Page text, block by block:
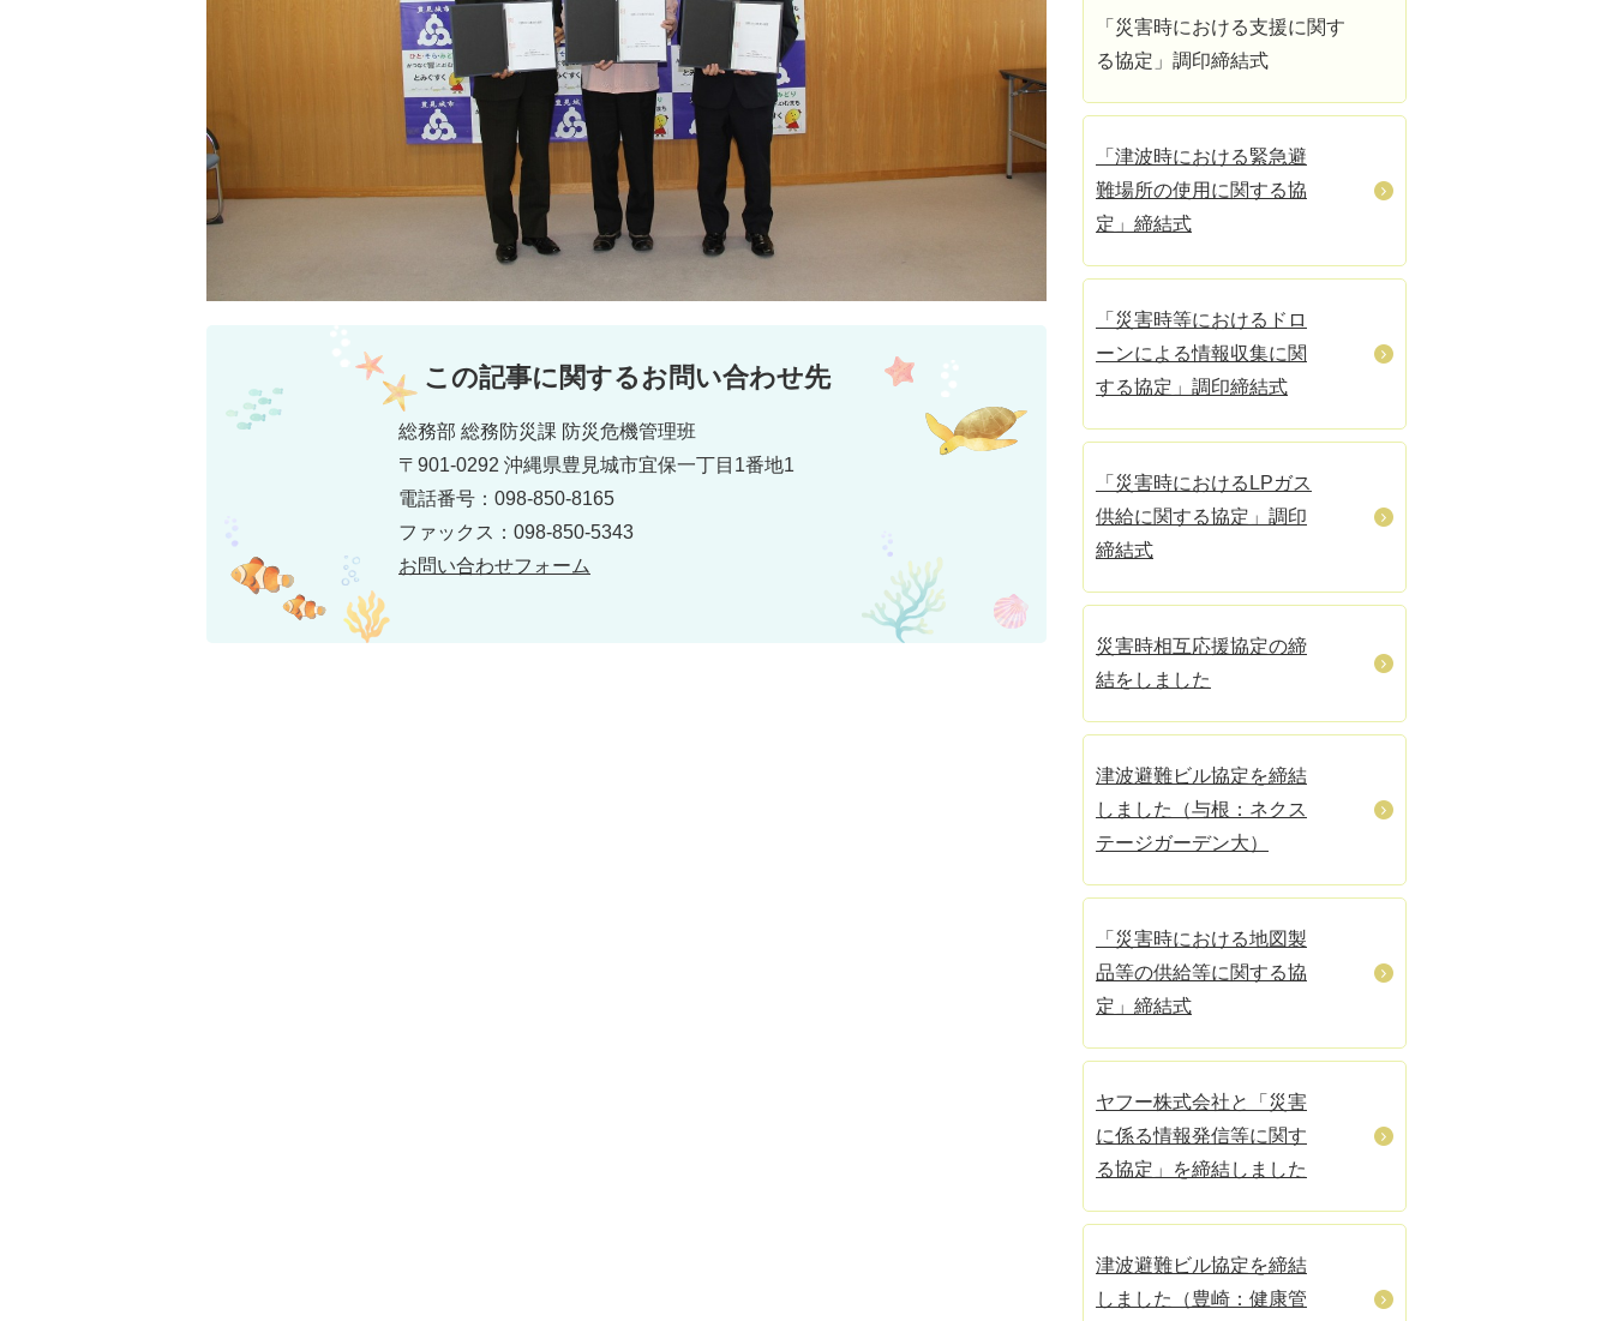
この記事に関するお問い合わせ先
総務部 総務防災課 防災危機管理班
〒901-0292 沖縄県豊見城市宜保一丁目1番地1
電話番号：098-850-8165
ファックス：098-850-5343
お問い合わせフォーム
「災害時における支援に関す
る協定」調印締結式
「津波時における緊急避
難場所の使用に関する協
定」締結式
「災害時等におけるドロ
ーンによる情報収集に関
する協定」調印締結式
「災害時におけるLPガス
供給に関する協定」調印
締結式
災害時相互応援協定の締
結をしました
津波避難ビル協定を締結
しました（与根：ネクス
テージガーデン大）
「災害時における地図製
品等の供給等に関する協
定」締結式
ヤフー株式会社と「災害
に係る情報発信等に関す
る協定」を締結しました
津波避難ビル協定を締結
しました（豊崎：健康管